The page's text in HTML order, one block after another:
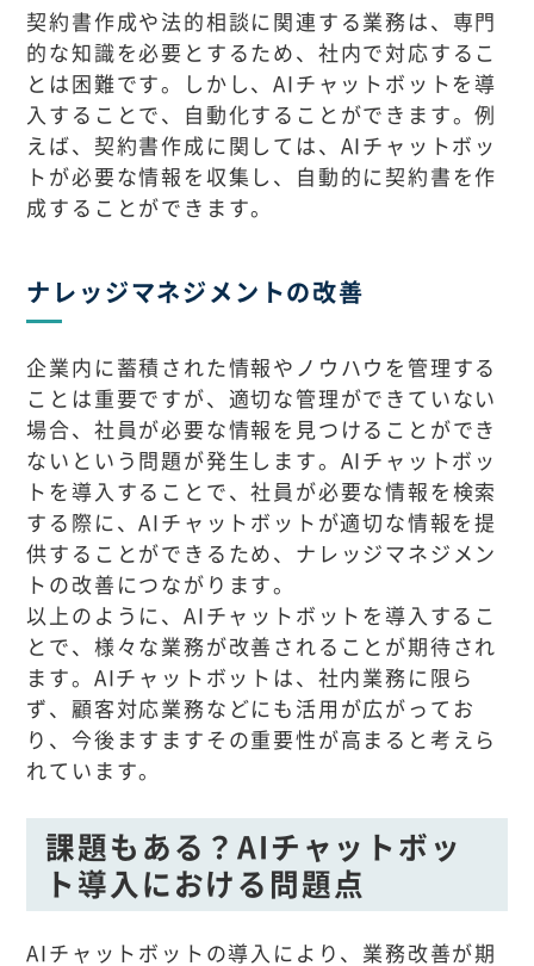
契約書作成や法的相談に関連する業務は、専門
的な知識を必要とするため、社内で対応するこ
とは困難です。しかし、AIチャットボットを導
入することで、自動化することができます。例
えば、契約書作成に関しては、AIチャットボッ
トが必要な情報を収集し、自動的に契約書を作
成することができます。
ナレッジマネジメントの改善
企業内に蓄積された情報やノウハウを管理する
ことは重要ですが、適切な管理ができていない
場合、社員が必要な情報を見つけることができ
ないという問題が発生します。AIチャットボッ
トを導入することで、社員が必要な情報を検索
する際に、AIチャットボットが適切な情報を提
供することができるため、ナレッジマネジメン
トの改善につながります。
以上のように、AIチャットボットを導入するこ
とで、様々な業務が改善されることが期待され
ます。AIチャットボットは、社内業務に限ら
ず、顧客対応業務などにも活用が広がってお
り、今後ますますその重要性が高まると考えら
れています。
課題もある？AIチャットボッ
ト導入における問題点
AIチャットボットの導入により、業務改善が期